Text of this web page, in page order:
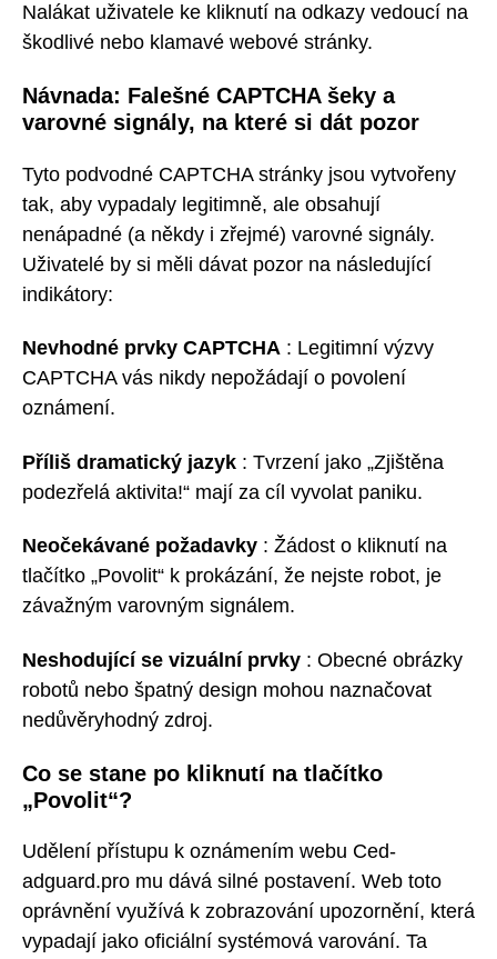
Nalákat uživatele ke kliknutí na odkazy vedoucí na
škodlivé nebo klamavé webové stránky.
Návnada: Falešné CAPTCHA šeky a
varovné signály, na které si dát pozor
Tyto podvodné CAPTCHA stránky jsou vytvořeny
tak, aby vypadaly legitimně, ale obsahují
nenápadné (a někdy i zřejmé) varovné signály.
Uživatelé by si měli dávat pozor na následující
indikátory:
Nevhodné prvky CAPTCHA : Legitimní výzvy
CAPTCHA vás nikdy nepožádají o povolení
oznámení.
Příliš dramatický jazyk : Tvrzení jako „Zjištěna
podezřelá aktivita!“ mají za cíl vyvolat paniku.
Neočekávané požadavky : Žádost o kliknutí na
tlačítko „Povolit“ k prokázání, že nejste robot, je
závažným varovným signálem.
Neshodující se vizuální prvky : Obecné obrázky
robotů nebo špatný design mohou naznačovat
nedůvěryhodný zdroj.
Co se stane po kliknutí na tlačítko
„Povolit“?
Udělení přístupu k oznámením webu Ced-
adguard.pro mu dává silné postavení. Web toto
oprávnění využívá k zobrazování upozornění, která
vypadají jako oficiální systémová varování. Ta